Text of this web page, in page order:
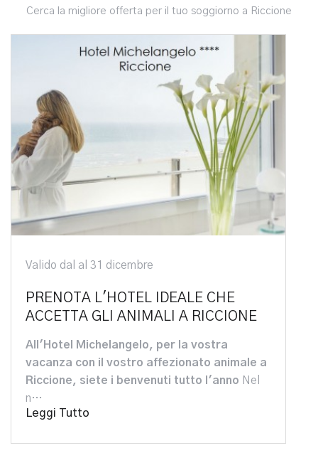
Cerca la migliore offerta per il tuo soggiorno a Riccione
Valido dal al 31 dicembre
PRENOTA L'HOTEL IDEALE CHE
ACCETTA GLI ANIMALI A RICCIONE
All'Hotel Michelangelo, per la vostra
vacanza con il vostro affezionato animale a
Riccione, siete i benvenuti tutto l'anno Nel
n…
Leggi Tutto